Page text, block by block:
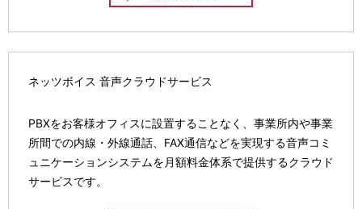
ネッツボイス 音声クラウドサービス
PBXをお客様オフィスに設置することなく、事業所内や事業
所間での内線・外線通話、FAX通信などを実現する音声コミ
ュニケーションシステムを月額料金体系で提供するクラウド
サービスです。